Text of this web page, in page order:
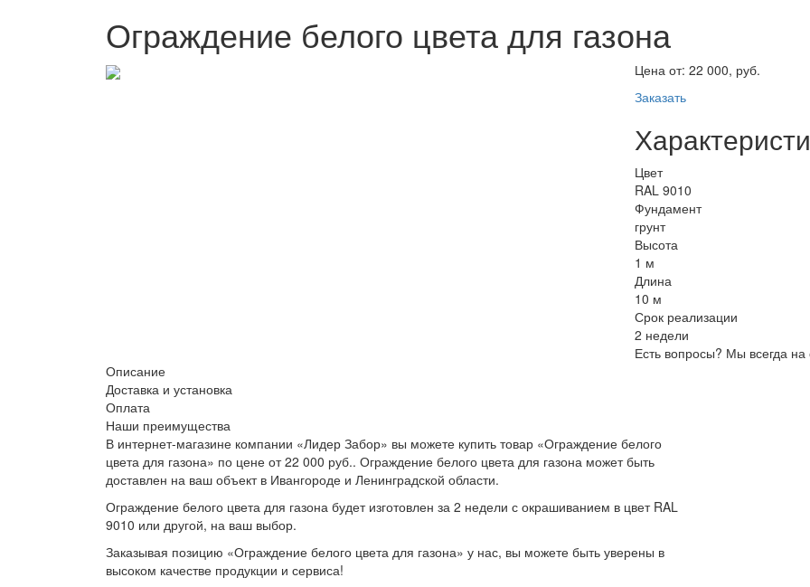
Ограждение белого цвета для газона
Цена от: 22 000, руб.
Заказать
Цвет
RAL 9010
Фундамент
грунт
Высота
1 м
Длина
10 м
Срок реализации
2 недели
Есть вопросы? Мы всегда на
Описание
Доставка и установка
Оплата
Наши преимущества
В интернет-магазине компании «Лидер Забор» вы можете купить товар «Ограждение белого
цвета для газона» по цене от 22 000 руб.. Ограждение белого цвета для газона может быть
доставлен на ваш объект в Ивангороде и Ленинградской области.
Ограждение белого цвета для газона будет изготовлен за 2 недели с окрашиванием в цвет RAL
9010 или другой, на ваш выбор.
Заказывая позицию «Ограждение белого цвета для газона» у нас, вы можете быть уверены в
высоком качестве продукции и сервиса!